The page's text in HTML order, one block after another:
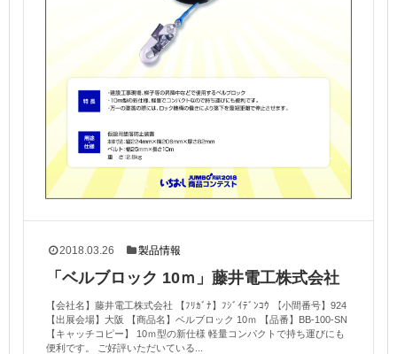
2018.03.26 製品情報
「ベルブロック 10ｍ」藤井電工株式会社
【会社名】藤井電工株式会社 【ﾌﾘｶﾞﾅ】ﾌｼﾞｲﾃﾞﾝｺｳ 【小間番号】924
【出展会場】大阪 【商品名】ベルブロック 10ｍ 【品番】BB-100-SN
【キャッチコピー】 10ｍ型の新仕様 軽量コンパクトで持ち運びにも
便利です。 ご好評いただいている...